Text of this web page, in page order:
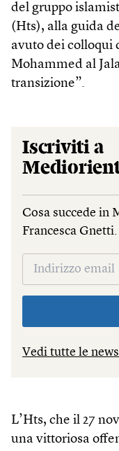
del gruppo
(Hts), alla guida
avuto dei colloqui
Mohammed al
transizione”.
Iscriviti a
Cosa succede in
Francesca
Vedi tutte le
L’Hts, che il 27
una vittoriosa